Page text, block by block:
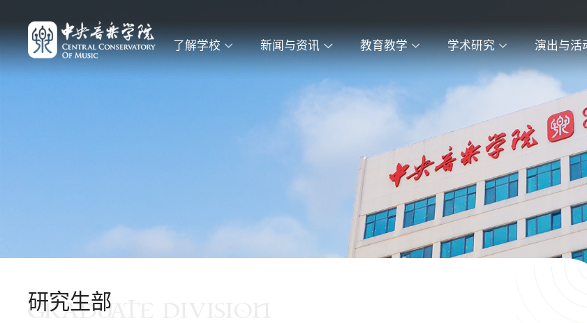
了解学校 新闻与资讯 教育教学 学术研究 演出与活
研究生部
GRADUATE DIVISION